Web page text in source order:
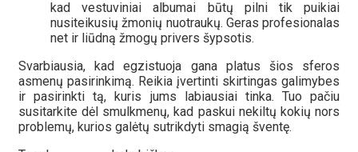
kad vestuviniai albumai būtų pilni tik puikiai
nusiteikusių žmonių nuotraukų. Geras profesionalas
net ir liūdną žmogų privers šypsotis.
Svarbiausia, kad egzistuoja gana platus šios sferos
asmenų pasirinkimą. Reikia įvertinti skirtingas galimybes
ir pasirinkti tą, kuris jums labiausiai tinka. Tuo pačiu
susitarkite dėl smulkmenų, kad paskui nekiltų kokių nors
problemų, kurios galėtų sutrikdyti smagią šventę.